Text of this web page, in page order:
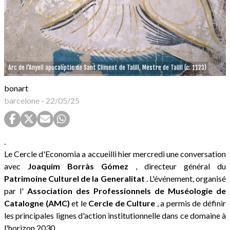
Arc de l’Anyell apocalíptic de Sant Climent de Taüll, Mestre de Taüll (c. 1123)
bonart
barcelone - 22/05/25
.
Le Cercle d'Economia a accueilli hier mercredi une conversation
avec Joaquim Borràs Gómez , directeur général du
Patrimoine Culturel de la Generalitat . L'événement, organisé
par l' Association des Professionnels de Muséologie de
Catalogne (AMC) et le Cercle de Culture , a permis de définir
les principales lignes d'action institutionnelle dans ce domaine à
l'horizon 2030.